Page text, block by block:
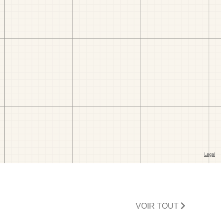
VOIR TOUT